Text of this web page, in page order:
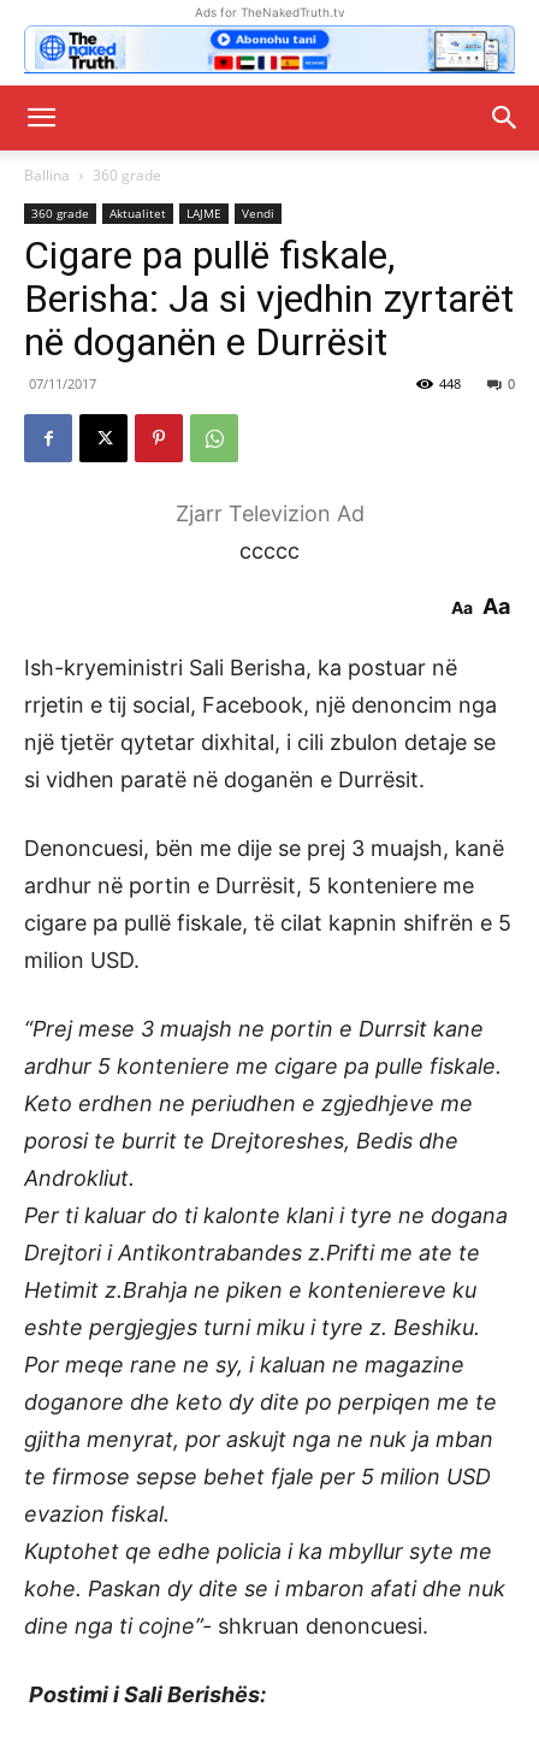
Ads for TheNakedTruth.tv
Ballina 360 grade
360 grade Aktualitet LAJME Vendi
Cigare pa pullë fiskale,
Berisha: Ja si vjedhin zyrtarët
në doganën e Durrësit
07/11/2017 0
448
Zjarr Televizion Ad
ccccc
Aa Aa
Ish-kryeministri Sali Berisha, ka postuar në
rrjetin e tij social, Facebook, një denoncim nga
një tjetër qytetar dixhital, i cili zbulon detaje se
si vidhen paratë në doganën e Durrësit.
Denoncuesi, bën me dije se prej 3 muajsh, kanë
ardhur në portin e Durrësit, 5 konteniere me
cigare pa pullë fiskale, të cilat kapnin shifrën e 5
milion USD.
“Prej mese 3 muajsh ne portin e Durrsit kane
ardhur 5 konteniere me cigare pa pulle fiskale.
Keto erdhen ne periudhen e zgjedhjeve me
porosi te burrit te Drejtoreshes, Bedis dhe
Androkliut.
Per ti kaluar do ti kalonte klani i tyre ne dogana
Drejtori i Antikontrabandes z.Prifti me ate te
Hetimit z.Brahja ne piken e konteniereve ku
eshte pergjegjes turni miku i tyre z. Beshiku.
Por meqe rane ne sy, i kaluan ne magazine
doganore dhe keto dy dite po perpiqen me te
gjitha menyrat, por askujt nga ne nuk ja mban
te firmose sepse behet fjale per 5 milion USD
evazion fiskal.
Kuptohet qe edhe policia i ka mbyllur syte me
kohe. Paskan dy dite se i mbaron afati dhe nuk
dine nga ti cojne”- shkruan denoncuesi.
Postimi i Sali Berishës: